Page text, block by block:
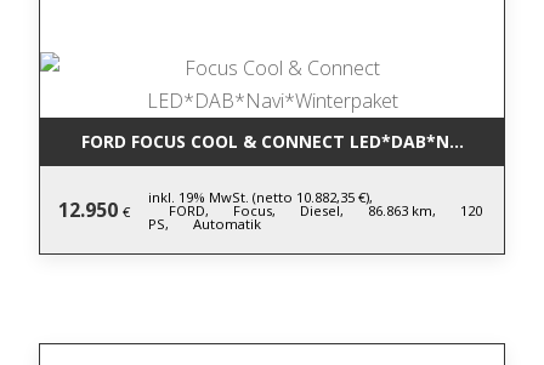
FORD FOCUS COOL & CONNECT
12.950 €
inkl. 19% MwSt. (netto 10.882,35 €),
FORD, Focus, Diesel, 86.863 km, 120
PS, Automatik